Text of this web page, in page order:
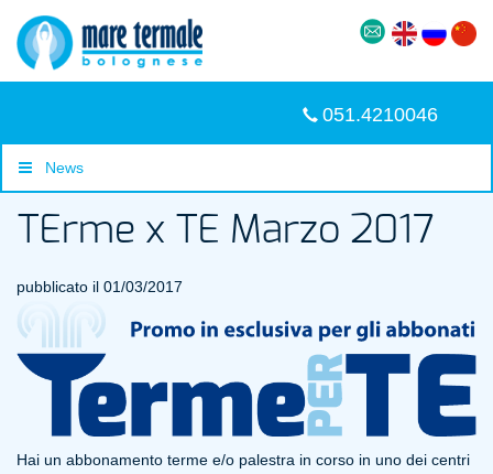
051.4210046
News
TErme x TE Marzo 2017
pubblicato il 01/03/2017
Hai un abbonamento terme e/o palestra in corso in uno dei centri